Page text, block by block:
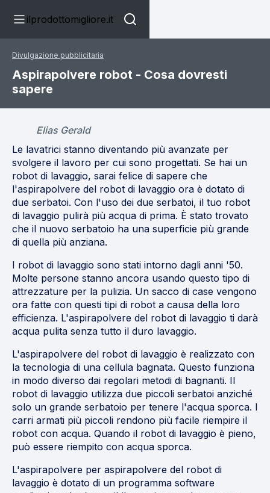
ilprodottomigliore.it
Divulgazione pubblicitaria
Aspirapolvere robot - Cosa dovresti
sapere
Elias Gerald
Le lavatrici stanno diventando più avanzate per
svolgere il lavoro per cui sono progettati. Se hai un
robot di lavaggio, sarai felice di sapere che
l'aspirapolvere del robot di lavaggio ora è dotato di
due serbatoi. Con l'uso dei due serbatoi, il tuo robot
di lavaggio pulirà più acqua di prima. È stato trovato
che il nuovo serbatoio ha una superficie più grande
di quella più anziana.
I robot di lavaggio sono stati intorno dagli anni '50.
Molte persone stanno ancora usando questo tipo di
attrezzature per la pulizia. Un sacco di case vengono
ora fatte con questi tipi di robot a causa della loro
efficienza. L'aspirapolvere del robot di lavaggio ti darà
acqua pulita senza tutto il duro lavaggio.
L'aspirapolvere del robot di lavaggio è realizzato con
la tecnologia di una cellula bagnata. Questo funziona
in modo diverso dai regolari metodi di bagnanti. Il
robot di lavaggio utilizza due piccoli serbatoi anziché
solo un grande serbatoio per tenere l'acqua sporca. I
carri armati più piccoli rendono più facile riempire il
robot con acqua. Quando il robot di lavaggio è pieno,
può essere riempito con acqua sporca.
L'aspirapolvere per aspirapolvere del robot di
lavaggio è dotato di un programma software